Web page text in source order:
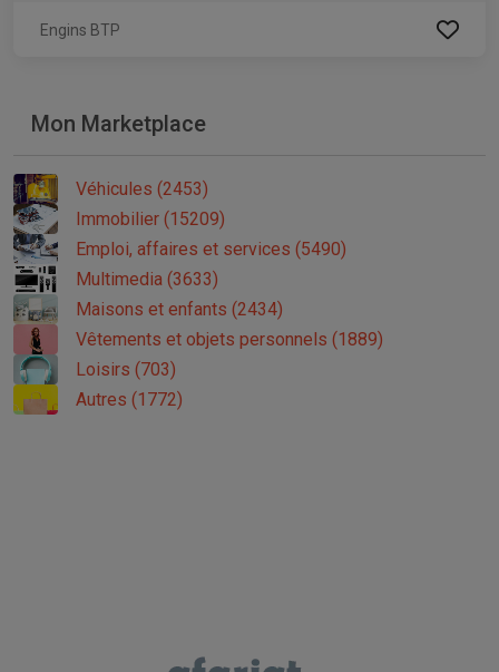
Engins BTP
Mon Marketplace
Véhicules (2453)
Immobilier (15209)
Emploi, affaires et services (5490)
Multimedia (3633)
Maisons et enfants (2434)
Vêtements et objets personnels (1889)
Loisirs (703)
Autres (1772)